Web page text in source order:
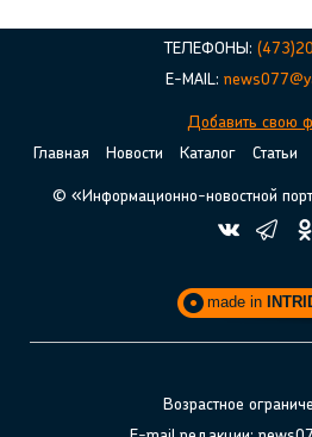
ТЕЛЕФОНЫ:
E-MAIL:
Добавить свою
Главная
Новости Каталог Статьи
© «Информационно-новостной
made in
Возрастное